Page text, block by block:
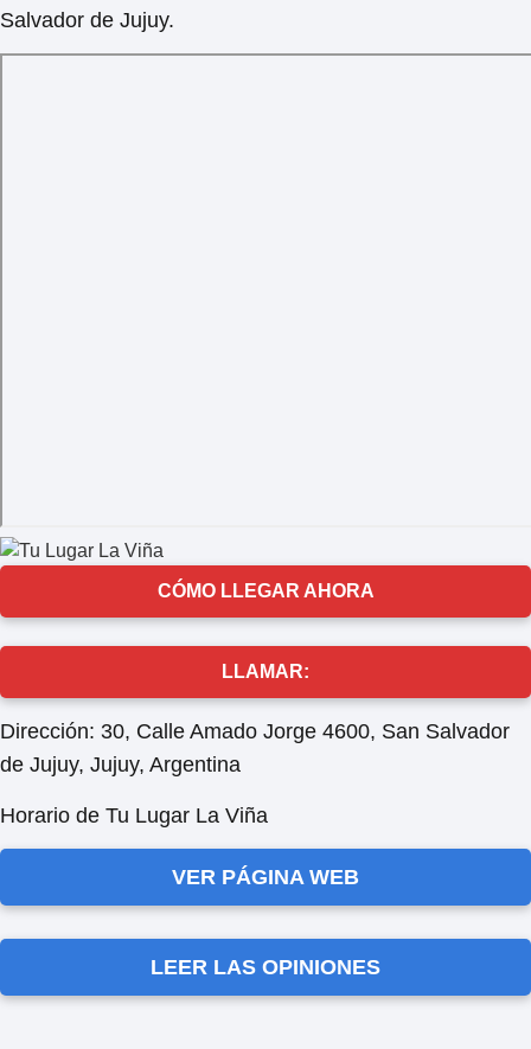
Salvador de Jujuy.
CÓMO LLEGAR AHORA
LLAMAR:
Dirección: 30, Calle Amado Jorge 4600, San Salvador
de Jujuy, Jujuy, Argentina
Horario de Tu Lugar La Viña
VER PÁGINA WEB
LEER LAS OPINIONES